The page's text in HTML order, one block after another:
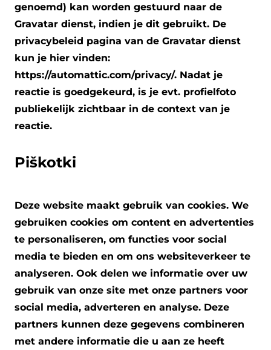
genoemd) kan worden gestuurd naar de
Gravatar dienst, indien je dit gebruikt. De
privacybeleid pagina van de Gravatar dienst
kun je hier vinden:
https://automattic.com/privacy/. Nadat je
reactie is goedgekeurd, is je evt. profielfoto
publiekelijk zichtbaar in de context van je
reactie.
Piškotki
Deze website maakt gebruik van cookies. We
gebruiken cookies om content en advertenties
te personaliseren, om functies voor social
media te bieden en om ons websiteverkeer te
analyseren. Ook delen we informatie over uw
gebruik van onze site met onze partners voor
social media, adverteren en analyse. Deze
partners kunnen deze gegevens combineren
met andere informatie die u aan ze heeft